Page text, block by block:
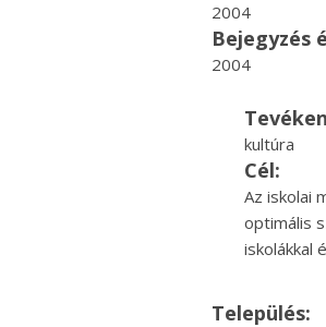
2004
Bejegyzés
2004
kultúra
Cél:
Az iskolai
optimális
iskolákkal
Település: